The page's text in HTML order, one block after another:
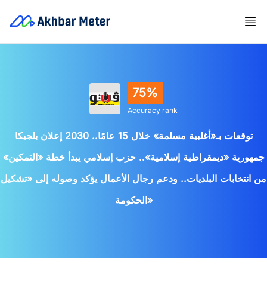
75%
Accuracy rank
توقعات بـ«أغلبية مسلمة» خلال 15 عامًا.. 2030 إعلان بلجيكا
جمهورية «ديمقراطية إسلامية».. حزب إسلامي يبدأ خطة «التمكين»
من انتخابات البلديات.. ودعم رجال الأعمال يؤكد وصوله إلى «تشكيل
الحكومة»